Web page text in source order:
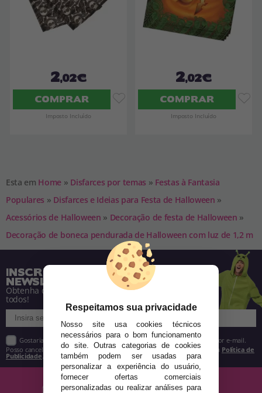
2,02€
COMPRAR
Imposto Incluído
2,02€
COMPRAR
Imposto Incluído
Esta em Home » Disfarces por temas » Festas à Fantasia
Populares » Disfarces e Ideias para Festa de Halloween »
Acessórios de Halloween » Decoração de festa de Halloween »
Decoração de boneca pendurada de Halloween com luz de 1,2 m
INSCREVA-SE NA NOSSA
NEWSLETTER
Obtenha descontos e saiba de tudo antes de
todos!
Gostaria de receber descontos exclusivos, novidades e tendências por e-mail.
Posso cancelar a inscrição a qualquer momento, conforme estipulado na Política de
Publicidade
Respeitamos sua privacidade
Nosso site usa cookies técnicos
necessários para o bom funcionamento
do site. Outras categorias de cookies
também podem ser usadas para
personalizar a experiência do usuário,
fornecer ofertas comerciais
personalizadas ou realizar análises para